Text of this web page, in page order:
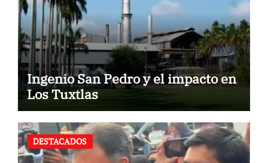
Ingenio San Pedro y el impacto en
Los Tuxtlas
DESTACADOS